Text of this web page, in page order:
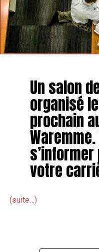
Un salon
organisé
prochain
votre
(suite…)